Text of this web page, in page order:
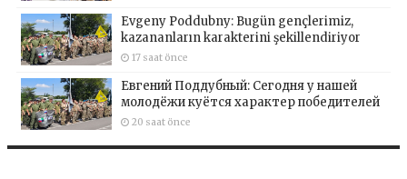
Evgeny Poddubny: Bugün gençlerimiz,
kazananların karakterini şekillendiriyor
17 saat önce
Евгений Поддубный: Сегодня у нашей
молодёжи куётся характер победителей
20 saat önce